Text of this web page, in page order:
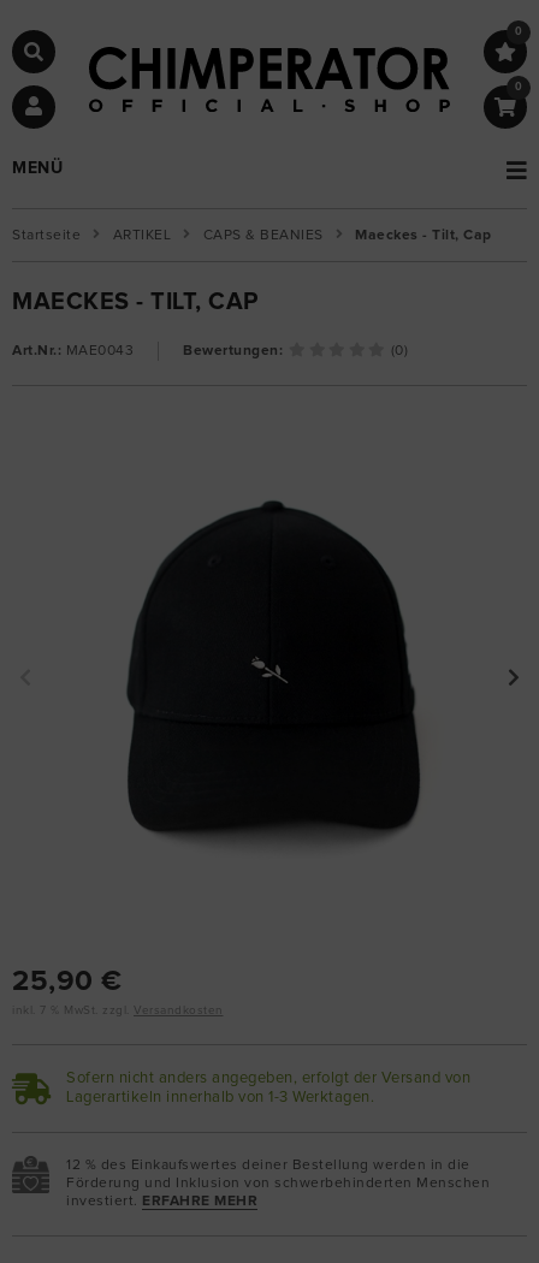
0
0
MENÜ
Startseite ARTIKEL CAPS & BEANIES Maeckes - Tilt, Cap
MAECKES - TILT, CAP
Art.Nr.: MAE0043 Bewertungen: (0)
25,90 €
inkl. 7 % MwSt. zzgl. Versandkosten
Sofern nicht anders angegeben, erfolgt der Versand von
Lagerartikeln innerhalb von 1-3 Werktagen.
12 % des Einkaufswertes deiner Bestellung werden in die
Förderung und Inklusion von schwerbehinderten Menschen
investiert. ERFAHRE MEHR